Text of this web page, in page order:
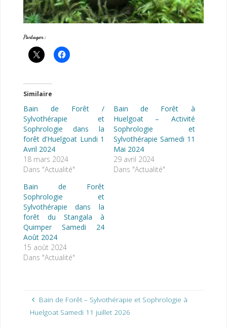
Partager :
Similaire
Bain de Forêt /
Sylvothérapie et
Sophrologie dans la
forêt d’Huelgoat Lundi 1
Avril 2024
18 mars 2024
Dans "Actualité"
Bain de Forêt à
Huelgoat – Activité
Sophrologie et
Sylvothérapie Samedi 11
Mai 2024
29 avril 2024
Dans "Actualité"
Bain de Forêt
Sophrologie et
Sylvothérapie dans la
forêt du Stangala à
Quimper Samedi 24
Août 2024
15 août 2024
Dans "Actualité"
Bain de Forêt – Sylvothérapie et Sophrologie à
Huelgoat Samedi 11 juillet 2026